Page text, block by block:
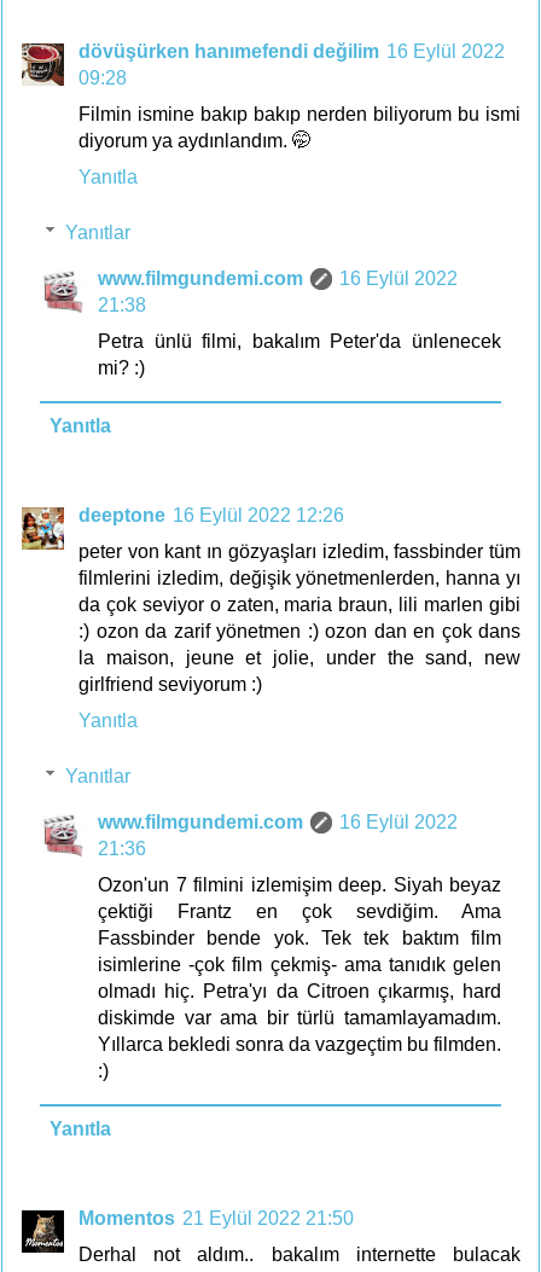
dövüşürken hanımefendi değilim 16 Eylül 2022
09:28
Filmin ismine bakıp bakıp nerden biliyorum bu ismi
diyorum ya aydınlandım. 🤭
Yanıtla
Yanıtlar
www.filmgundemi.com
16 Eylül 2022
21:38
Petra ünlü filmi, bakalım Peter'da ünlenecek
mi? :)
Yanıtla
deeptone 16 Eylül 2022 12:26
peter von kant ın gözyaşları izledim, fassbinder tüm
filmlerini izledim, değişik yönetmenlerden, hanna yı
da çok seviyor o zaten, maria braun, lili marlen gibi
:) ozon da zarif yönetmen :) ozon dan en çok dans
la maison, jeune et jolie, under the sand, new
girlfriend seviyorum :)
Yanıtla
Yanıtlar
www.filmgundemi.com
16 Eylül 2022
21:36
Ozon'un 7 filmini izlemişim deep. Siyah beyaz
çektiği Frantz en çok sevdiğim. Ama
Fassbinder bende yok. Tek tek baktım film
isimlerine -çok film çekmiş- ama tanıdık gelen
olmadı hiç. Petra'yı da Citroen çıkarmış, hard
diskimde var ama bir türlü tamamlayamadım.
Yıllarca bekledi sonra da vazgeçtim bu filmden.
:)
Yanıtla
Momentos 21 Eylül 2022 21:50
Derhal not aldım.. bakalım internette bulacak